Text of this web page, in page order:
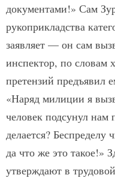
документами!» Сам
рукоприкладства
заявляет — он сам
инспектор, по словам
претензий предъявил
«Наряд милиции я
человек подсунул нам
делается? Беспределу
да что же это такое!»
утверждают в